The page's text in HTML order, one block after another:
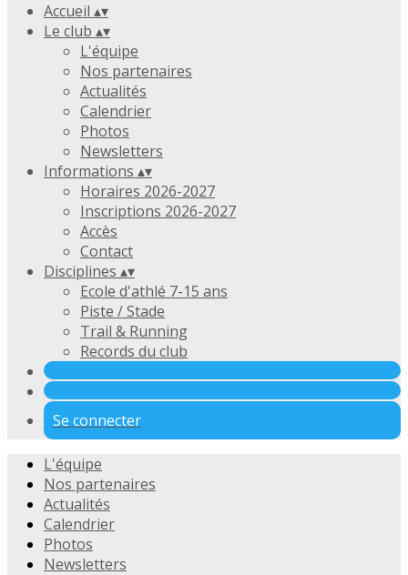
Accueil ▴▾
Le club ▴▾
L'équipe
Nos partenaires
Actualités
Calendrier
Photos
Newsletters
Informations ▴▾
Horaires 2026-2027
Inscriptions 2026-2027
Accès
Contact
Disciplines ▴▾
Ecole d'athlé 7-15 ans
Piste / Stade
Trail & Running
Records du club
Se connecter
L'équipe
Nos partenaires
Actualités
Calendrier
Photos
Newsletters